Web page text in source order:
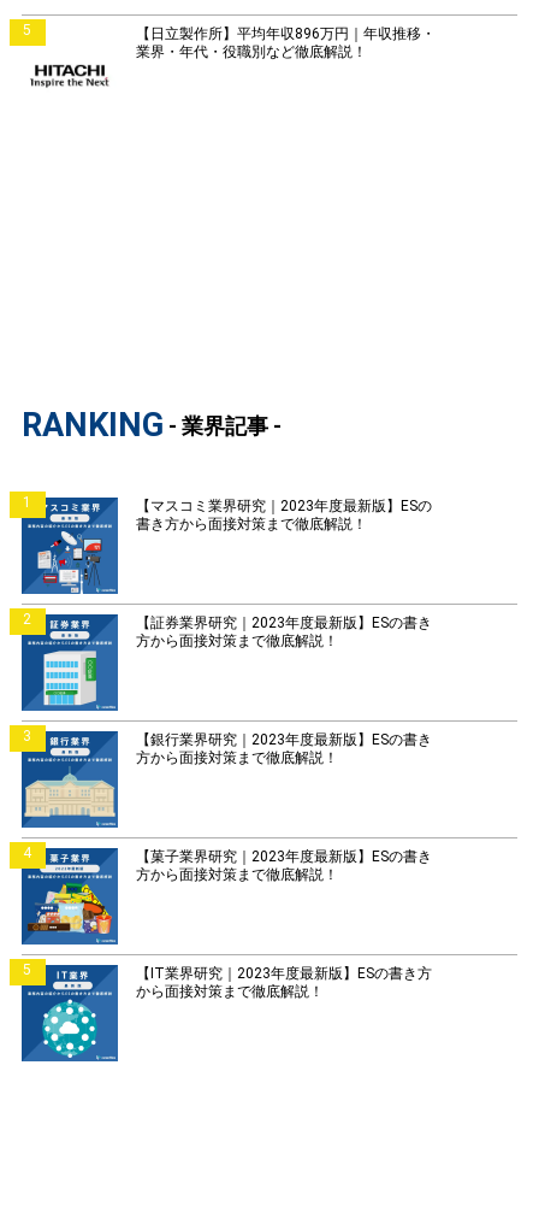
5
【日立製作所】平均年収896万円｜年収推移・
業界・年代・役職別など徹底解説！
RANKING - 業界記事 -
1
【マスコミ業界研究｜2023年度最新版】ESの
書き方から面接対策まで徹底解説！
2
【証券業界研究｜2023年度最新版】ESの書き
方から面接対策まで徹底解説！
3
【銀行業界研究｜2023年度最新版】ESの書き
方から面接対策まで徹底解説！
4
【菓子業界研究｜2023年度最新版】ESの書き
方から面接対策まで徹底解説！
5
【IT業界研究｜2023年度最新版】ESの書き方
から面接対策まで徹底解説！